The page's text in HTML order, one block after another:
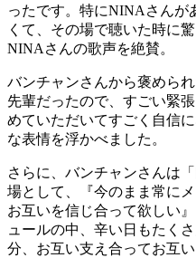
ったです。特にNINAさんが
くて、その場で聴いた時に
NINAさんの歌声を絶賛。
バンチャンさんから褒めら
先輩だったので、すごい緊
めていただいてすごく自信
な表情を浮かべました。
さらに、バンチャンさんは
場として、『今のまま常に
お互いを信じ合って欲しい
ュールの中、辛い日もたく
分、お互い支え合ってお互